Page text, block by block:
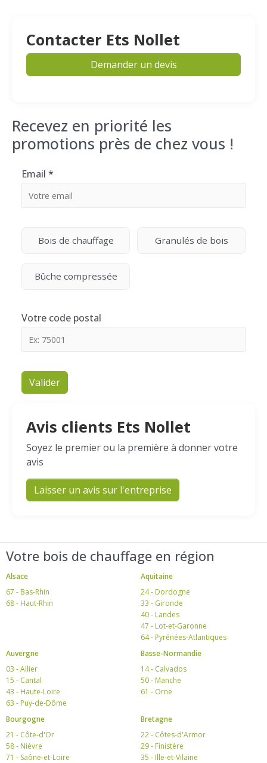
Contacter Ets Nollet
Demander un devis
Recevez en priorité les
promotions près de chez vous !
Email *
Bois de chauffage Granulés de bois
Bûche compressée
Votre code postal
Valider
Avis clients Ets Nollet
Soyez le premier ou la première à donner votre
avis
Laisser un avis sur l'entreprise
Votre bois de chauffage en région
Alsace
67 - Bas-Rhin
68 - Haut-Rhin
Aquitaine
24 - Dordogne
33 - Gironde
40 - Landes
47 - Lot-et-Garonne
64 - Pyrénées-Atlantiques
Auvergne
03 - Allier
15 - Cantal
43 - Haute-Loire
63 - Puy-de-Dôme
Basse-Normandie
14 - Calvados
50 - Manche
61 - Orne
Bourgogne
21 - Côte-d'Or
58 - Nièvre
71 - Saône-et-Loire
Bretagne
22 - Côtes-d'Armor
29 - Finistère
35 - Ille-et-Vilaine